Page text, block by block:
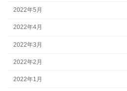
2022年5月
2022年4月
2022年3月
2022年2月
2022年1月